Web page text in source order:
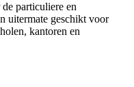
particuliere en
uitermate geschikt voor
kantoren en